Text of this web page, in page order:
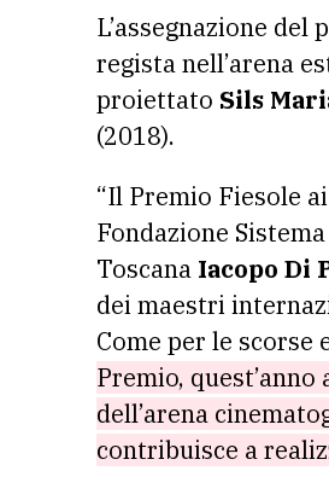
L’assegnazione
regista nell’arena
proiettato Sils
(2018).
“Il Premio Fiesole
Fondazione
Toscana Iacopo Di
dei maestri
Come per le
Premio,
dell’arena
contribuisce a